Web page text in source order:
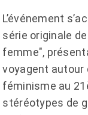
L’événement
série originale
femme",
voyagent autour
féminisme au
stéréotypes de